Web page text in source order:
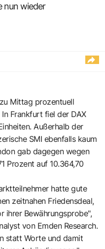
nun wieder
Mittag prozentuell
Frankfurt fiel der DAX
Außerhalb der
SMI ebenfalls kaum
gab dagegen wegen
Prozent auf 10.364,70
hatte gute
zeitnahen Friedensdeal,
ihrer Bewährungsprobe",
von Emden Research.
statt Worte und damit